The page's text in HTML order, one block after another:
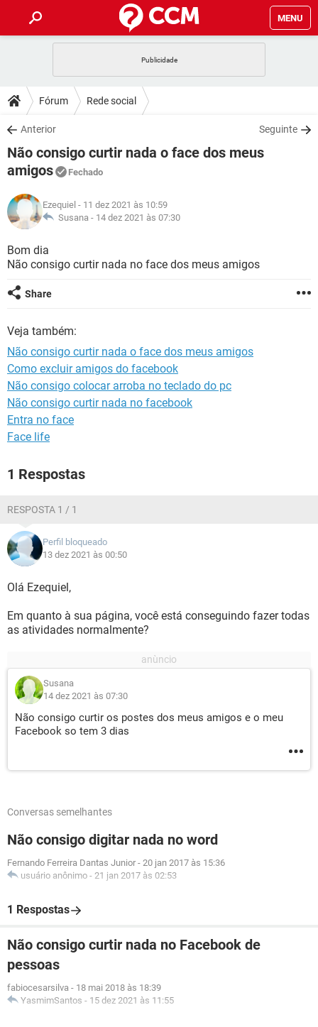
MENU
CELULAR
OUTLOOK
INSTAGRAM GMAIL
GUIA DE COMPRAS
DICAS
JOGOS
OUTLOOK
GUIA DE COMPRAS
DOWNLOADS
JOGOS WHATSAPP
CELULAR
OUTLOOK
INSTAGRAM
GUIA DE COMPRAS
FÓRUM
CELULAR FACEBOOK
INSTAGRAM GMAIL
GUIA DE COMPRAS
GLOSSÁRIO
JOGOS
CELULAR
INSTAGRAM
Fórum Rede social
Anterior Seguinte
Não consigo curtir nada o face dos meus
amigos
Fechado
Ezequiel - 11 dez 2021 às 10:59
Susana - 14 dez 2021 às 07:30
Bom dia
Não consigo curtir nada no face dos meus amigos
Share
Veja também:
Não consigo curtir nada o face dos meus amigos
Como excluir amigos do facebook
Não consigo colocar arroba no teclado do pc
Não consigo curtir nada no facebook
Entra no face
Face life
1 Respostas
RESPOSTA 1 / 1
Perfil bloqueado
13 dez 2021 às 00:50
Olá Ezequiel,
Em quanto à sua página, você está conseguindo fazer todas
as atividades normalmente?
Susana
14 dez 2021 às 07:30
Não consigo curtir os postes dos meus amigos e o meu
Facebook so tem 3 dias
Conversas semelhantes
Não consigo digitar nada no word
Fernando Ferreira Dantas Junior - 20 jan 2017 às 15:36
usuário anônimo - 21 jan 2017 às 02:53
1 Respostas
Não consigo curtir nada no Facebook de
pessoas
fabiocesarsilva - 18 mai 2018 às 18:39
YasmimSantos - 15 dez 2021 às 11:55